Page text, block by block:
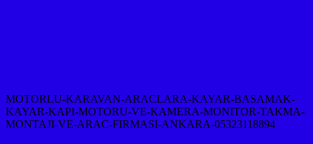
MOTORLU-KARAVAN-ARACLARA-KAYAR-BASAMAK-
KAYAR-KAPI-MOTORU-VE-KAMERA-MONITOR-TAKMA-
MONTAJI-VE-ARAC-FIRMASI-ANKARA-05323118894